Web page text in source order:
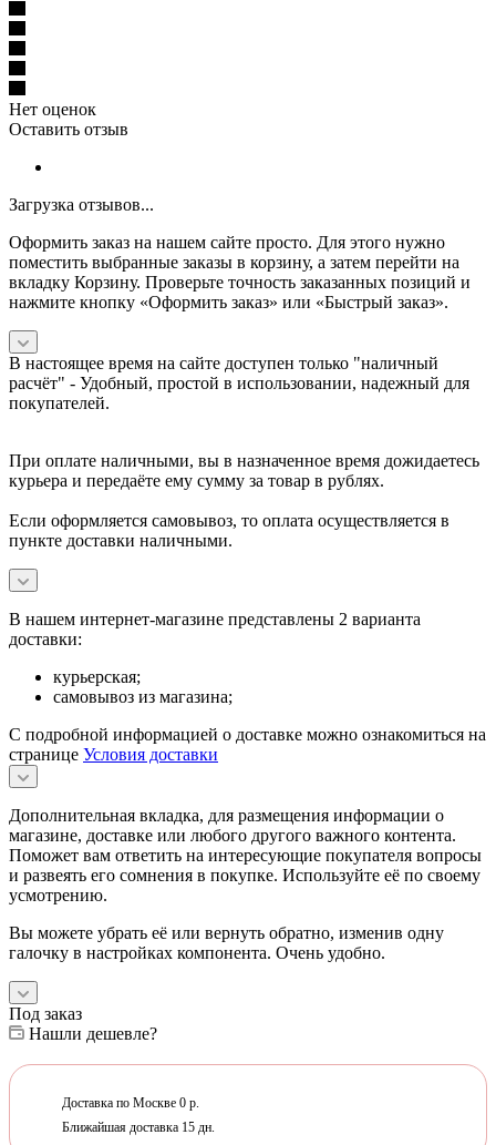
Нет оценок
Оставить отзыв
Загрузка отзывов...
Оформить заказ на нашем сайте просто. Для этого нужно
поместить выбранные заказы в корзину, а затем перейти на
вкладку Корзину. Проверьте точность заказанных позиций и
нажмите кнопку «Оформить заказ» или «Быстрый заказ».
В настоящее время на сайте доступен только "наличный
расчёт" - Удобный, простой в использовании, надежный для
покупателей.
При оплате наличными, вы в назначенное время дожидаетесь
курьера и передаёте ему сумму за товар в рублях.
Если оформляется самовывоз, то оплата осуществляется в
пункте доставки наличными.
В нашем интернет-магазине представлены 2 варианта
доставки:
курьерская;
самовывоз из магазина;
С подробной информацией о доставке можно ознакомиться на
странице Условия доставки
Дополнительная вкладка, для размещения информации о
магазине, доставке или любого другого важного контента.
Поможет вам ответить на интересующие покупателя вопросы
и развеять его сомнения в покупке. Используйте её по своему
усмотрению.
Вы можете убрать её или вернуть обратно, изменив одну
галочку в настройках компонента. Очень удобно.
Под заказ
Нашли дешевле?
Доставка по Москве 0 р.
Ближайшая доставка 15 дн.